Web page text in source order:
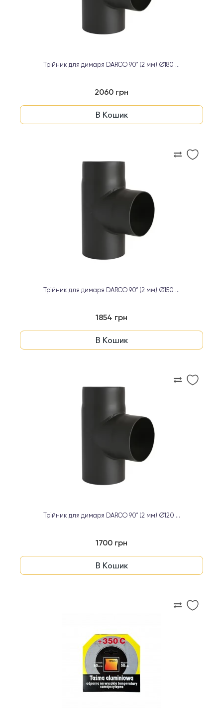
Трійник для димаря DARCO 90° (2 мм) Ø180 ...
2060 грн
В Кошик
Трійник для димаря DARCO 90° (2 мм) Ø150 ...
1854 грн
В Кошик
Трійник для димаря DARCO 90° (2 мм) Ø120 ...
1700 грн
В Кошик